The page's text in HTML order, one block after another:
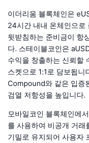
이더리움 블록체인은
24시간 내내 온체인으로
뒷받침하는 준비금이 항
다. 스테이블코인은
수익을 창출하는 신뢰할
스켓으로 1:1로 담보됩
Compound와 같은 입증
검열 저항성을 높입니다.
모바일코인 블록체인에
를 사용하여 비공개 거래
기밀로 유지되어 사용자